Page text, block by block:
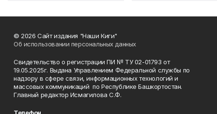
© 2026 Сайт издания "Наши Киги"
Об использовании персональных данных
Свидетельство о регистрации ПИ № ТУ 02-01793 от
19.05.2025г. Выдана Управлением Федеральной службы по
надзору в сфере связи, информационных технологий и
массовых коммуникаций по Республике Башкортостан.
Главный редактор Исмагилова С.Ф.